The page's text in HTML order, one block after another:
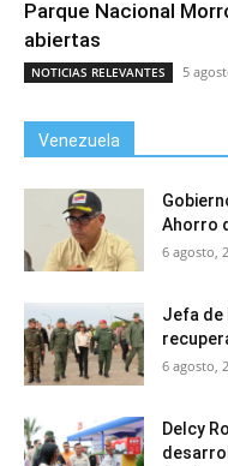
Parque Nacional
abiertas
NOTICIAS RELEVANTES 5
Venezuela
Ahorro
6 agosto,
Jefa de
6 agosto,
Delcy